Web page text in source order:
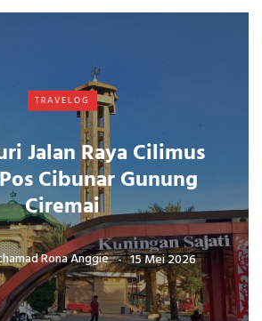
TRAVELOG
Jalan Raya Cilimus
Cibunar Gunung
Ciremai
Rona Anggie 15 Mei 2026